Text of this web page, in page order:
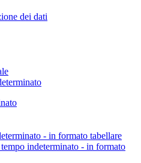
dei dati
- in formato tabellare
indeterminato - in formato